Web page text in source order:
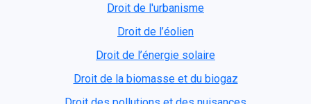
Droit de l'urbanisme
Droit de l’éolien
Droit de l’énergie solaire
Droit de la biomasse et du biogaz